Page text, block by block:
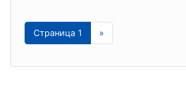
Страница 1 »